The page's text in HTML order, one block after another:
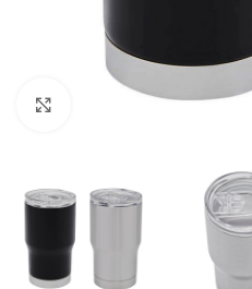
Click para agrandar